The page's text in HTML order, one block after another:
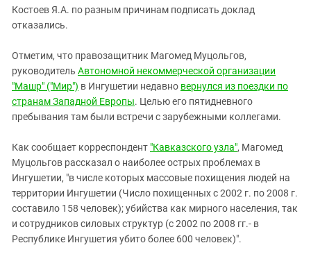
Костоев Я.А. по разным причинам подписать доклад
отказались.
Отметим, что правозащитник Магомед Муцольгов,
руководитель Автономной некоммерческой организации
"Машр" ("Мир") в Ингушетии недавно вернулся из поездки по
странам Западной Европы. Целью его пятидневного
пребывания там были встречи с зарубежными коллегами.
Как сообщает корреспондент "Кавказского узла", Магомед
Муцольгов рассказал о наиболее острых проблемах в
Ингушетии, "в числе которых массовые похищения людей на
территории Ингушетии (Число похищенных с 2002 г. по 2008 г.
составило 158 человек); убийства как мирного населения, так
и сотрудников силовых структур (с 2002 по 2008 гг.- в
Республике Ингушетия убито более 600 человек)".